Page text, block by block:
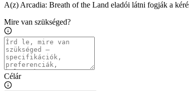
A(z) Arcadia: Breath of the Land eladói látni fogják a
Mire van szükséged?
Célár